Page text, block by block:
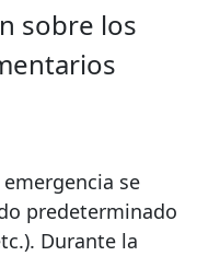
sobre los
se
predeterminado
Durante la